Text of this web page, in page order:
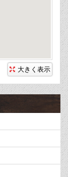
大きく表示